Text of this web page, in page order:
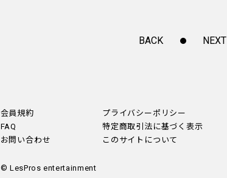
BACK NEXT
会員規約
プライバシーポリシー
FAQ
特定商取引法に基づく表示
お問い合わせ
このサイトについて
© LesPros entertainment